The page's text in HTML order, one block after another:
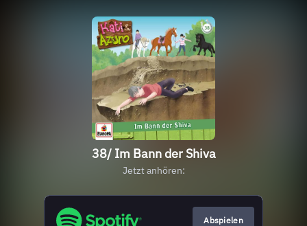
38/ Im Bann der Shiva
Jetzt anhören:
Abspielen